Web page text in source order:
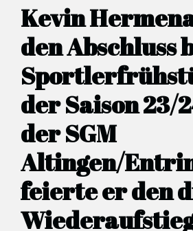
Kevin
den Abschluss
der Saison 23/
der SGM
Altingen/
feierte er den